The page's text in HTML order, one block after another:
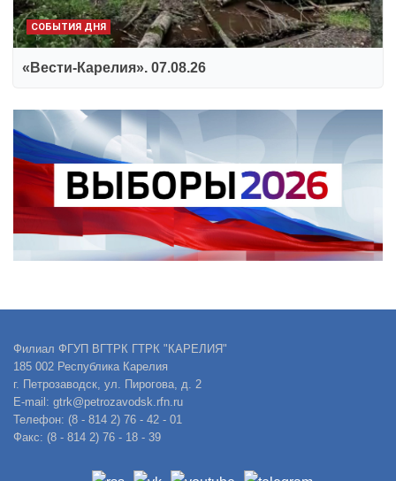
СОБЫТИЯ ДНЯ
«Вести-Карелия». 07.08.26
Филиал ФГУП ВГТРК ГТРК "КАРЕЛИЯ"
185 002 Республика Карелия
г. Петрозаводск, ул. Пирогова, д. 2
E-mail: gtrk@petrozavodsk.rfn.ru
Телефон: (8 - 814 2) 76 - 42 - 01
Факс: (8 - 814 2) 76 - 18 - 39